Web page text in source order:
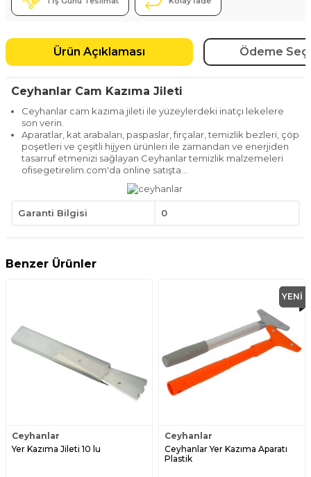
Ürün Açıklaması Ödeme
Ceyhanlar Cam Kazıma Jileti
Ceyhanlar cam kazıma jileti ile yüzeylerdeki inatçı lekelere
son verin.
Aparatlar, kat arabaları, paspaslar, fırçalar, temizlik bezleri, çöp
poşetleri ve çeşitli hijyen ürünleri ile zamandan ve enerjiden
tasarruf etmenizi sağlayan Ceyhanlar temizlik malzemeleri
ofisegetirelim.com'da online satışta...
Garanti Bilgisi 0
Benzer Ürünler
Ceyhanlar
Yer Kazıma Jileti 10 lu
YENI
Ceyhanlar
Ceyhanlar Yer Kazıma Aparatı
Plastik